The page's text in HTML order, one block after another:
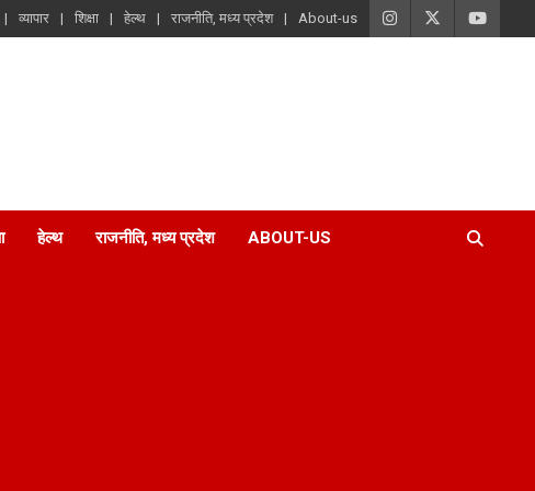
व्यापार शिक्षा हेल्थ राजनीति, मध्य प्रदेश About-us
हेल्थ राजनीति, मध्य प्रदेश ABOUT-US